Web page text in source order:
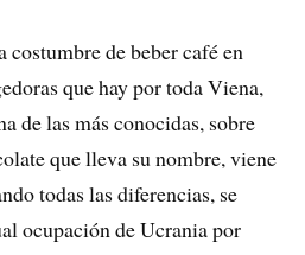
costumbre de beber café en
que hay por toda Viena,
de las más conocidas, sobre
que lleva su nombre, viene
todas las diferencias, se
ocupación de Ucrania por